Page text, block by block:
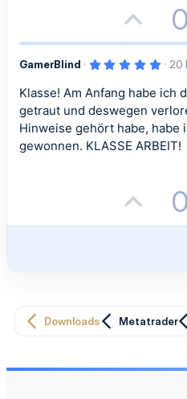
v
e
S
t
i
m
m
o
s
i
t
e
m
m
0
GamerBlind
5
0
S
t
e
r
n
20
Klasse! Am Anfang habe ich
getraut und deswegen
Hinweise gehört habe, habe
gewonnen. KLASSE ARBEIT!
o
t
v
0
Downloads Metatrader